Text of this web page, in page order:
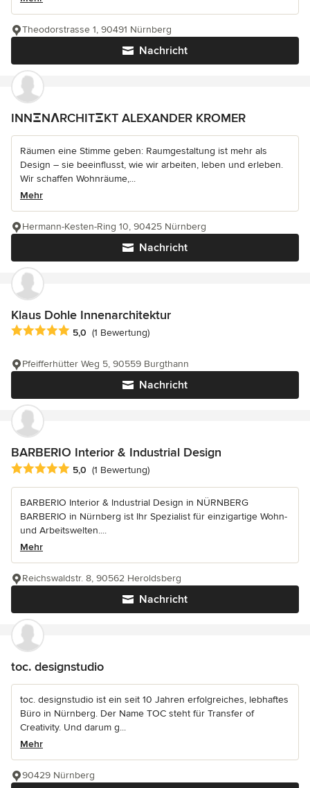
Nachricht
Theodorstrasse 1, 90491 Nürnberg
INNΞNΛRCHITΞKT ALEXANDER KROMER
Räumen eine Stimme geben: Raumgestaltung ist mehr als
Design – sie beeinflusst, wie wir arbeiten, leben und erleben.
Wir schaffen Wohnräume,...
Mehr
Nachricht
Hermann-Kesten-Ring 10, 90425 Nürnberg
Klaus Dohle Innenarchitektur
Durchschnittliche Bewertung: 5 von 5 Sternen
5,0 (1 Bewertung)
Nachricht
Pfeifferhütter Weg 5, 90559 Burgthann
BARBERIO Interior & Industrial Design
Durchschnittliche Bewertung: 5 von 5 Sternen
5,0 (1 Bewertung)
BARBERIO Interior & Industrial Design in NÜRNBERG
BARBERIO in Nürnberg ist Ihr Spezialist für einzigartige Wohn-
und Arbeitswelten....
Mehr
Nachricht
Reichswaldstr. 8, 90562 Heroldsberg
toc. designstudio
toc. designstudio ist ein seit 10 Jahren erfolgreiches, lebhaftes
Büro in Nürnberg. Der Name TOC steht für Transfer of
Creativity. Und darum g...
Mehr
90429 Nürnberg